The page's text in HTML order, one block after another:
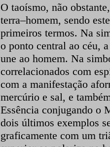
O taoísmo, não
terra–homem, sendo
primeiros termos. Na
o ponto central ao céu,
une ao homem. Na
correlacionados com
com a manifestação
mercúrio e sal, e
Essência conjugando o
dois últimos exemplos
graficamente com um